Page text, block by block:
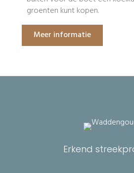
groenten kunt kopen.
Meer informatie
Erkend